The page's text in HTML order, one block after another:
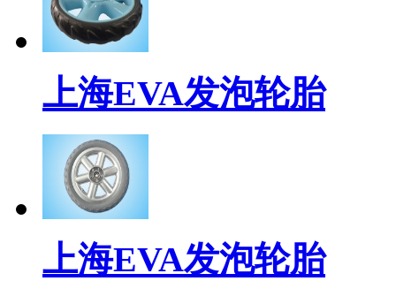
上海EVA发泡轮胎
上海EVA发泡轮胎